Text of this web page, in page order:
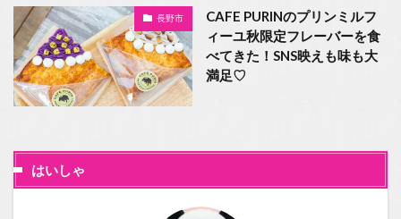
長野市
CAFE PURINのプリンミルフ
ィーユ秋限定フレーバーを食
べてきた！SNS映えも味も大
満足♡
はいしゃ